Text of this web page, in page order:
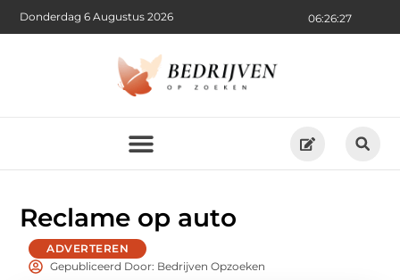
06:26:27
Donderdag 6 Augustus 2026
Reclame op auto
ADVERTEREN
Gepubliceerd Door: Bedrijven Opzoeken